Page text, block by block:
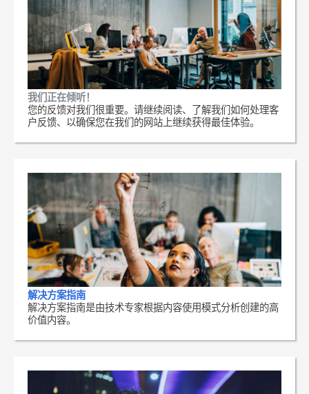
我们正在倾听！
您的反馈对我们很重要。请继续阅读、了解我们如何处理客
户反馈、以确保您在我们的网站上继续获得最佳体验。
解决方案指南
解决方案指南是由技术专家根据内容使用模式分析创建的高
价值内容。